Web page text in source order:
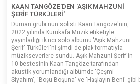
KAAN TANGÖZE'DEN 'AŞIK MAHZUNİ
ŞERİF TÜRKÜLERİ'
Duman grubunun solisti Kaan Tangöze'nin,
2022 yılında Kurukafa Müzik etiketiyle
yayınladığı ikinci solo albümü 'Aşık Mahzuni
Şerif' Türküleri'ni şimdi de plak formatıyla
müzikseverlere sundu. Aşık Mahzuni Şerif'in
10 bestesinin Kaan Tangöze tarafından
akustik yorumlandığı albümde 'Çeşmi
Siyahım', 'Boşu Boşuna' ve 'Haşlayın Beni' gibi